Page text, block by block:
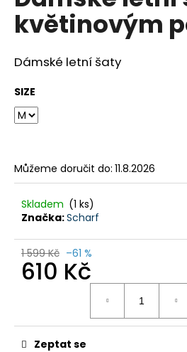
0,0
hvězdiček.
květinovým
Dámské letní šaty
SIZE
Můžeme doručit do: 11.8.2026
Skladem (1 ks)
Značka:Scharf
1 599 Kč –61 %
610 Kč
Zeptat se
a
j
í
t
?
HLEDAT
D
o
p
o
č
u